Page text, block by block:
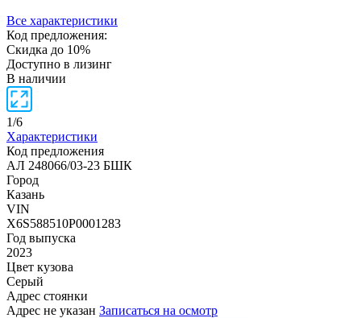
Все характеристики
Код предложения:
Скидка до 10%
Доступно в лизинг
В наличии
1/6
Характеристики
Код предложения
АЛ 248066/03-23 БШК
Город
Казань
VIN
X6S588510P0001283
Год выпуска
2023
Цвет кузова
Серый
Адрес стоянки
Адрес не указан Записаться на осмотр